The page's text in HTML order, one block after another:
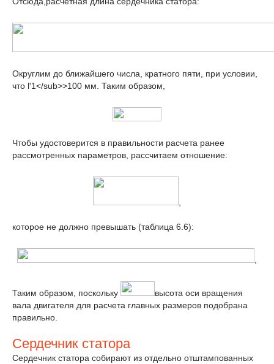
Округлим до ближайшего числа, кратного пяти, при условии,
что l'1</sub>>100 мм. Таким образом,
Чтобы удостоверится в правильности расчета ранее
рассмотренных параметров, рассчитаем отношение:
которое не должно превышать (таблица 6.6):
Таким образом, поскольку
высота оси вращения
вала двигателя для расчета главных размеров подобрана
правильно.
Сердечник статора
Сердечник статора собирают из отдельно отштампованных